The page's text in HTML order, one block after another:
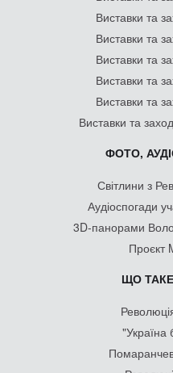
Виставки та
Виставки та
Виставки та
Виставки та
Виставки та
Виставки та
ФОТО,
Світлини з
Аудіоспогади
3D-панорами
Проєкт
ЩО
"Україна